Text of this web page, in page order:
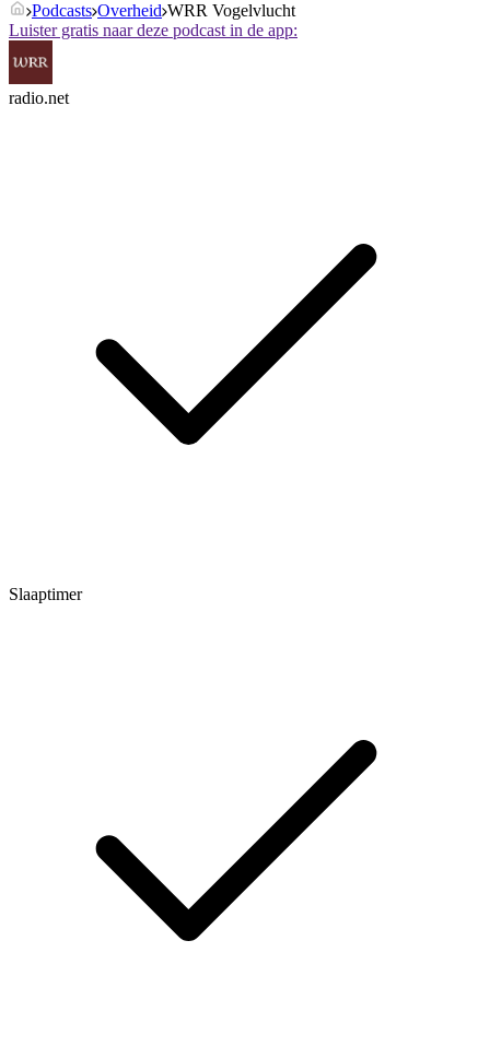
Podcasts Overheid WRR Vogelvlucht
Luister gratis naar deze podcast in de app:
radio.net
Slaaptimer